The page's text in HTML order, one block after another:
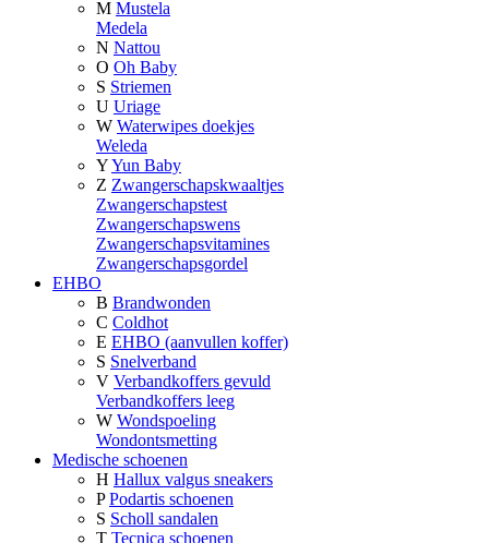
M Mustela
Medela
N Nattou
O Oh Baby
S Striemen
U Uriage
W Waterwipes doekjes
Weleda
YYun Baby
Z Zwangerschapskwaaltjes
Zwangerschapstest
Zwangerschapswens
Zwangerschapsvitamines
Zwangerschapsgordel
EHBO
B Brandwonden
C Coldhot
E EHBO (aanvullen koffer)
S Snelverband
V Verbandkoffers gevuld
Verbandkoffers leeg
W Wondspoeling
Wondontsmetting
Medische schoenen
H Hallux valgus sneakers
P Podartis schoenen
S Scholl sandalen
T Tecnica schoenen